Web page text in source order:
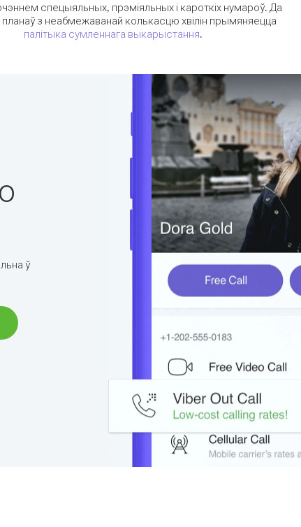
спецыяльных, прэміяльных і кароткіх нумароў. Да
з неабмежаванай колькасцю хвілін прымяняецца
палітыка сумленнага выкарыстання.
ў